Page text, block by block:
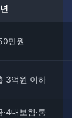
만원
3억원 이하
·4대보험·통